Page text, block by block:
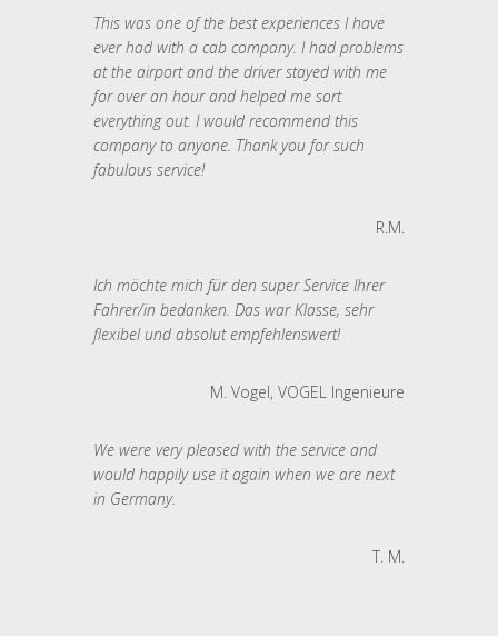
This was one of the best experiences I have
ever had with a cab company. I had problems
at the airport and the driver stayed with me
for over an hour and helped me sort
everything out. I would recommend this
company to anyone. Thank you for such
fabulous service!
R.M.
Ich möchte mich für den super Service Ihrer
Fahrer/in bedanken. Das war Klasse, sehr
flexibel und absolut empfehlenswert!
M. Vogel, VOGEL Ingenieure
We were very pleased with the service and
would happily use it again when we are next
in Germany.
T. M.